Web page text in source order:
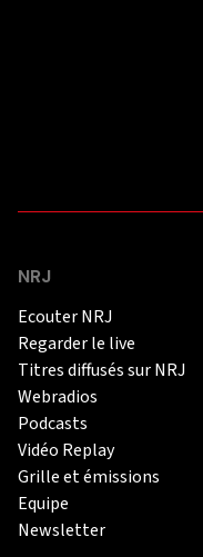
NRJ
Ecouter NRJ
Regarder le live
Titres diffusés sur NRJ
Webradios
Podcasts
Vidéo Replay
Grille et émissions
Equipe
Newsletter